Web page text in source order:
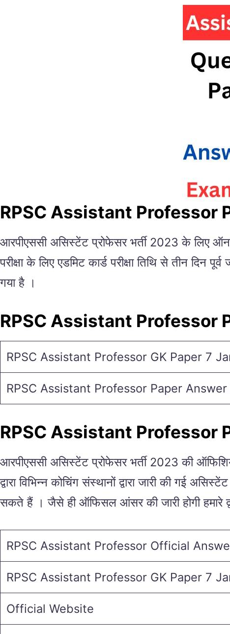
RPSC Assistant Professor
आरपीएससी असिस्टेंट प्रोफेसर भर्ती 2023 के लिए
परीक्षा के लिए एडमिट कार्ड परीक्षा तिथि से तीन
गया है ।
RPSC Assistant Professor
RPSC Assistant Professor GK Paper 7
RPSC Assistant Professor Paper
RPSC Assistant Professor
आरपीएससी असिस्टेंट प्रोफेसर भर्ती 2023 की
द्वारा विभिन्न कोचिंग संस्थानों द्वारा जारी की गई
सकते हैं । जैसे ही ऑफिसल आंसर की जारी होगी हमारे
RPSC Assistant Professor Official
RPSC Assistant Professor GK Paper 7
Official Website